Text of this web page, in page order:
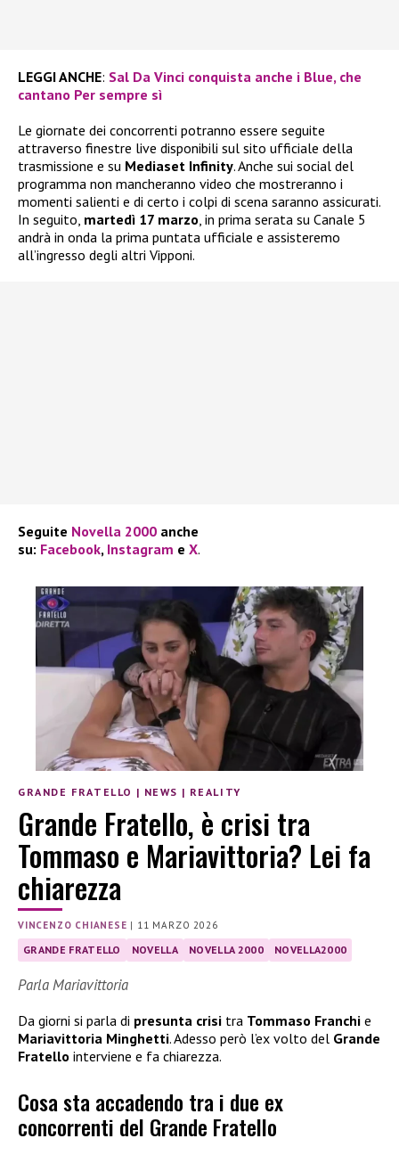
LEGGI ANCHE: Sal Da Vinci conquista anche i Blue, che
cantano Per sempre sì
Le giornate dei concorrenti potranno essere seguite
attraverso finestre live disponibili sul sito ufficiale della
trasmissione e su Mediaset Infinity. Anche sui social del
programma non mancheranno video che mostreranno i
momenti salienti e di certo i colpi di scena saranno assicurati.
In seguito, martedì 17 marzo, in prima serata su Canale 5
andrà in onda la prima puntata ufficiale e assisteremo
all’ingresso degli altri Vipponi.
Seguite Novella 2000 anche
su: Facebook, Instagram e X.
GRANDE FRATELLO | NEWS | REALITY
Grande Fratello, è crisi tra
Tommaso e Mariavittoria? Lei fa
chiarezza
VINCENZO CHIANESE | 11 MARZO 2026
GRANDE FRATELLO NOVELLA NOVELLA 2000 NOVELLA2000
Parla Mariavittoria
Da giorni si parla di presunta crisi tra Tommaso Franchi e
Mariavittoria Minghetti. Adesso però l’ex volto del Grande
Fratello interviene e fa chiarezza.
Cosa sta accadendo tra i due ex
concorrenti del Grande Fratello